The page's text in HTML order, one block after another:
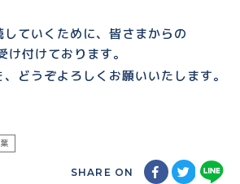
していくために、皆さまからの
け付けております。
どうぞよろしくお願いいたします。
SHARE ON